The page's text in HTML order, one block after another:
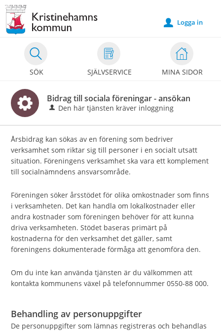
Välkommen
till
e-
tjänster
Kristinehamns
kommun
SÖK SJÄLVSERVICE MINA SIDOR
u Logga in
Bidrag till sociala föreningar - ansökan
Den här tjänsten kräver inloggning
Årsbidrag kan sökas av en förening som bedriver
verksamhet som riktar sig till personer i en socialt utsatt
situation. Föreningens verksamhet ska vara ett komplement
till socialnämndens ansvarsområde.
Föreningen söker årsstödet för olika omkostnader som finns
i verksamheten. Det kan handla om lokalkostnader eller
andra kostnader som föreningen behöver för att kunna
driva verksamheten. Stödet baseras primärt på
kostnaderna för den verksamhet det gäller, samt
föreningens dokumenterade förmåga att genomföra den.
Om du inte kan använda tjänsten är du välkommen att
kontakta kommunens växel på telefonnummer 0550-88 000.
Behandling av personuppgifter
De personuppgifter som lämnas registreras och behandlas